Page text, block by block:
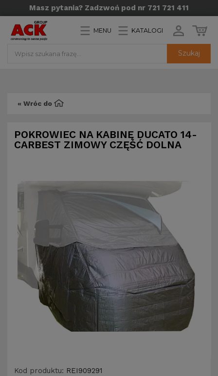
Masz pytania? Zadzwoń pod nr 721 721 411
Szukaj
MENU KATALOGI
« Wróc do
POKROWIEC NA KABINĘ DUCATO 14-
CARBEST ZIMOWY CZĘŚĆ DOLNA
Kod produktu: REI909291